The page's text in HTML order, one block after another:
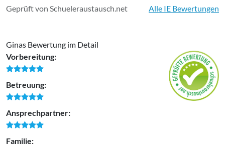
Geprüft von Schueleraustausch.net Alle IE Bewertungen
Ginas Bewertung im Detail
Vorbereitung:
Betreuung:
Ansprechpartner:
Familie: